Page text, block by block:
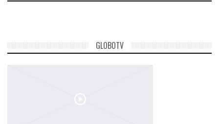
GLOBOTV